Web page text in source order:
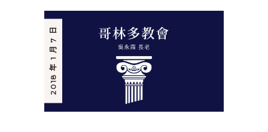
2018 年 1 月 7 日